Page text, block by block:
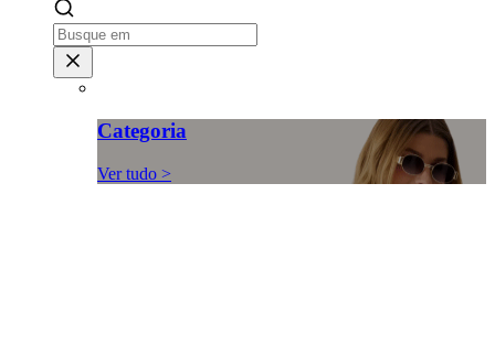
Categoria
Ver tudo >